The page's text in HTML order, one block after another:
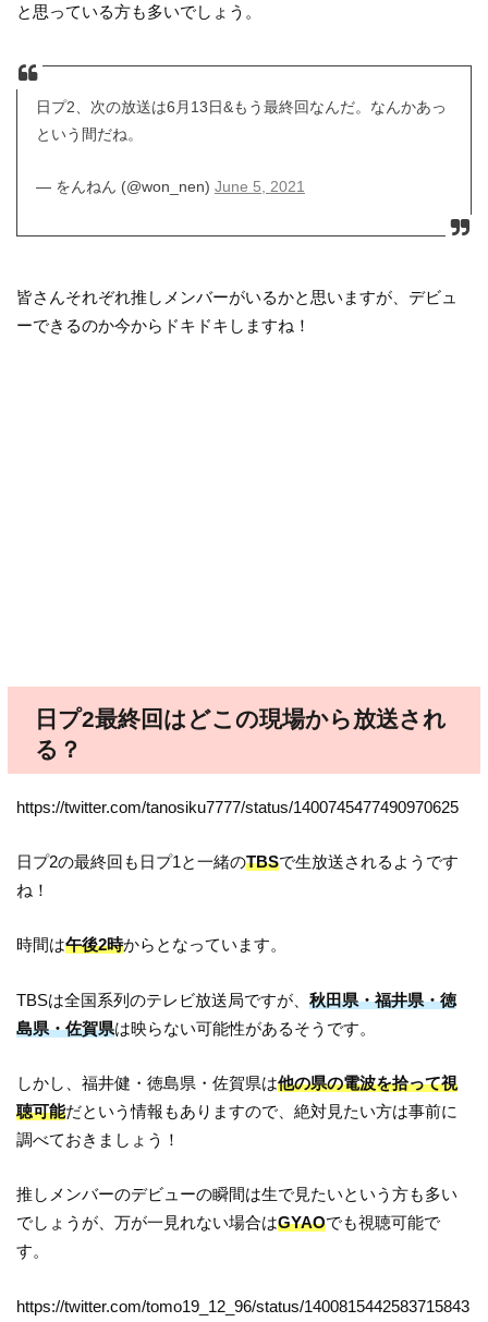
と思っている方も多いでしょう。
日プ2、次の放送は6月13日&もう最終回なんだ。なんかあっ
という間だね。
— をんねん (@won_nen) June 5, 2021
皆さんそれぞれ推しメンバーがいるかと思いますが、デビュ
ーできるのか今からドキドキしますね！
日プ2最終回はどこの現場から放送され
る？
https://twitter.com/tanosiku7777/status/1400745477490970625
日プ2の最終回も日プ1と一緒のTBSで生放送されるようです
ね！
時間は午後2時からとなっています。
TBSは全国系列のテレビ放送局ですが、秋田県・福井県・徳
島県・佐賀県は映らない可能性があるそうです。
しかし、福井健・徳島県・佐賀県は他の県の電波を拾って視
聴可能だという情報もありますので、絶対見たい方は事前に
調べておきましょう！
推しメンバーのデビューの瞬間は生で見たいという方も多い
でしょうが、万が一見れない場合はGYAOでも視聴可能で
す。
https://twitter.com/tomo19_12_96/status/1400815442583715843